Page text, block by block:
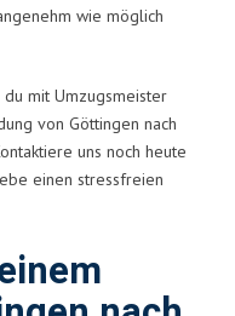
wie möglich
mit Umzugsmeister
von Göttingen nach
uns noch heute
einen stressfreien